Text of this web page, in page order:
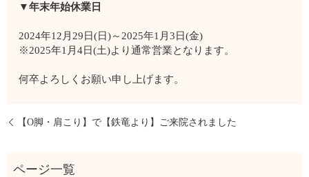
▼年末年始休業日
2024年12月29日(日)～2025年1月3日(金)
※2025年1月4日(土)より通常営業となります。
何卒よろしくお願い申し上げます。
【O脚・肩こり】で【鉄竜より】ご来院されました